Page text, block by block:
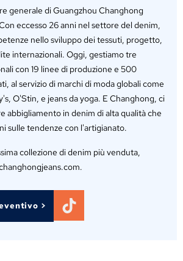
generale di Guangzhou Changhong
eccesso 26 anni nel settore del denim,
nello sviluppo dei tessuti, progetto,
internazionali. Oggi, gestiamo tre
con 19 linee di produzione e 500
al servizio di marchi di moda globali come
O'Stin, e jeans da yoga. E Changhong, ci
abbigliamento in denim di alta qualità che
sulle tendenze con l'artigianato.
collezione di denim più venduta,
>